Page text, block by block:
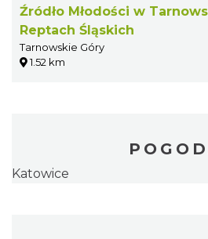
Źródło Młodości w
Reptach Śląskich
Tarnowskie Góry
1.52 km
Katowice